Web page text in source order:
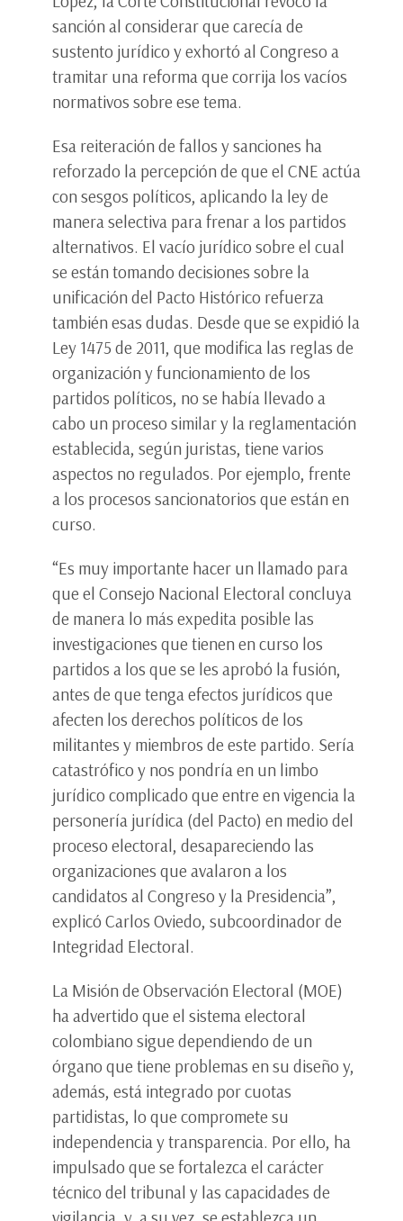
sanción al considerar que carecía de
sustento jurídico y exhortó al Congreso a
tramitar una reforma que corrija los vacíos
normativos sobre ese tema.
Esa reiteración de fallos y sanciones ha
reforzado la percepción de que el CNE actúa
con sesgos políticos, aplicando la ley de
manera selectiva para frenar a los partidos
alternativos. El vacío jurídico sobre el cual
se están tomando decisiones sobre la
unificación del Pacto Histórico refuerza
también esas dudas. Desde que se expidió la
Ley 1475 de 2011, que modifica las reglas de
organización y funcionamiento de los
partidos políticos, no se había llevado a
cabo un proceso similar y la reglamentación
establecida, según juristas, tiene varios
aspectos no regulados. Por ejemplo, frente
a los procesos sancionatorios que están en
curso.
“Es muy importante hacer un llamado para
que el Consejo Nacional Electoral concluya
de manera lo más expedita posible las
investigaciones que tienen en curso los
partidos a los que se les aprobó la fusión,
antes de que tenga efectos jurídicos que
afecten los derechos políticos de los
militantes y miembros de este partido. Sería
catastrófico y nos pondría en un limbo
jurídico complicado que entre en vigencia la
personería jurídica (del Pacto) en medio del
proceso electoral, desapareciendo las
organizaciones que avalaron a los
candidatos al Congreso y la Presidencia”,
explicó Carlos Oviedo, subcoordinador de
Integridad Electoral.
La Misión de Observación Electoral (MOE)
ha advertido que el sistema electoral
colombiano sigue dependiendo de un
órgano que tiene problemas en su diseño y,
además, está integrado por cuotas
partidistas, lo que compromete su
independencia y transparencia. Por ello, ha
impulsado que se fortalezca el carácter
técnico del tribunal y las capacidades de